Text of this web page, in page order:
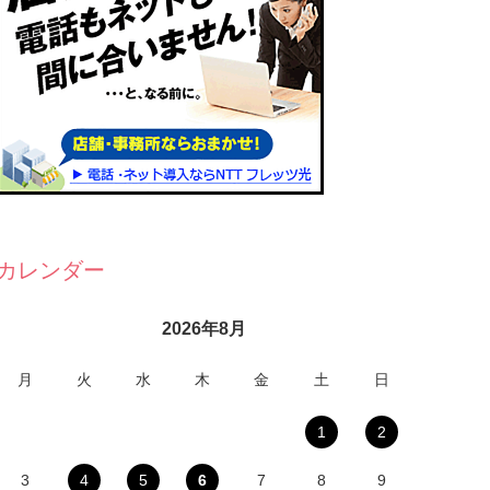
レンダー
2026年8月
月 火 水 木 金 土 日
1 2
3 4 5 6 7 8 9